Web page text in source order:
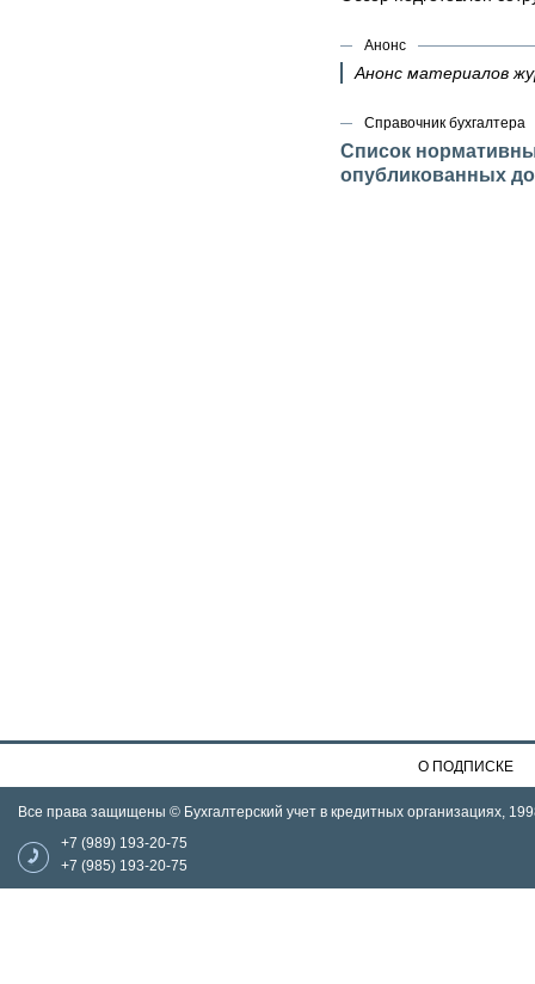
Анонс
Анонс материалов
Справочник бухгалтера
Список
опубликованных до
О ПОДПИСКЕ
Все права защищены © Бухгалтерский учет в кредитных организациях,
+7 (989) 193-20-75
+7 (985) 193-20-75